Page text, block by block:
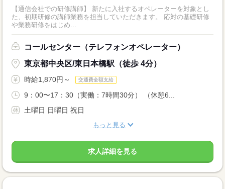
【通信会社での研修講師】 新たに入社するオペレーターを対象とし
た、初期研修の講師業務を担当していただきます。 応対の基礎研修
や業務研修をはじめ...
コールセンター（テレフォンオペレーター）
東京都中央区/東日本橋駅（徒歩 4分）
時給1,870円～ 交通費全額支給
9：00〜17：30（実働：7時間30分） （休憩6...
土曜日 日曜日 祝日
もっと見る
求人詳細を見る